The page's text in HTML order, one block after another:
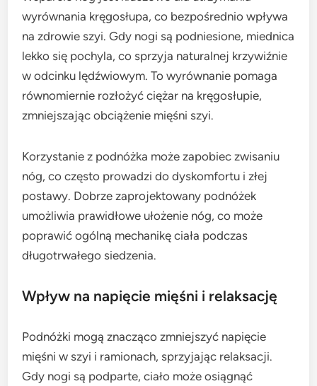
wyrównania kręgosłupa, co bezpośrednio wpływa
na zdrowie szyi. Gdy nogi są podniesione, miednica
lekko się pochyla, co sprzyja naturalnej krzywiźnie
w odcinku lędźwiowym. To wyrównanie pomaga
równomiernie rozłożyć ciężar na kręgosłupie,
zmniejszając obciążenie mięśni szyi.
Korzystanie z podnóżka może zapobiec zwisaniu
nóg, co często prowadzi do dyskomfortu i złej
postawy. Dobrze zaprojektowany podnóżek
umożliwia prawidłowe ułożenie nóg, co może
poprawić ogólną mechanikę ciała podczas
długotrwałego siedzenia.
Wpływ na napięcie mięśni i relaksację
Podnóżki mogą znacząco zmniejszyć napięcie
mięśni w szyi i ramionach, sprzyjając relaksacji.
Gdy nogi są podparte, ciało może osiągnąć